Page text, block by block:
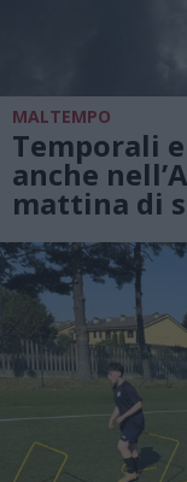
MALTEMPO
Temporali
anche
mattina di